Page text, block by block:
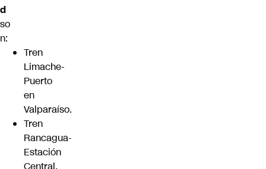
d
so
n:
Tren
Limache-
Puerto
en
Valparaíso.
Tren
Rancagua-
Estación
Central.